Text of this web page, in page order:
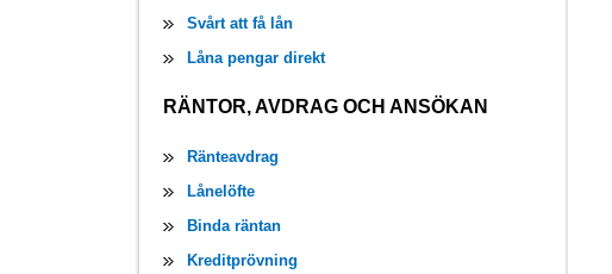
Svårt att få lån
Låna pengar direkt
RÄNTOR, AVDRAG OCH ANSÖKAN
Ränteavdrag
Lånelöfte
Binda räntan
Kreditprövning